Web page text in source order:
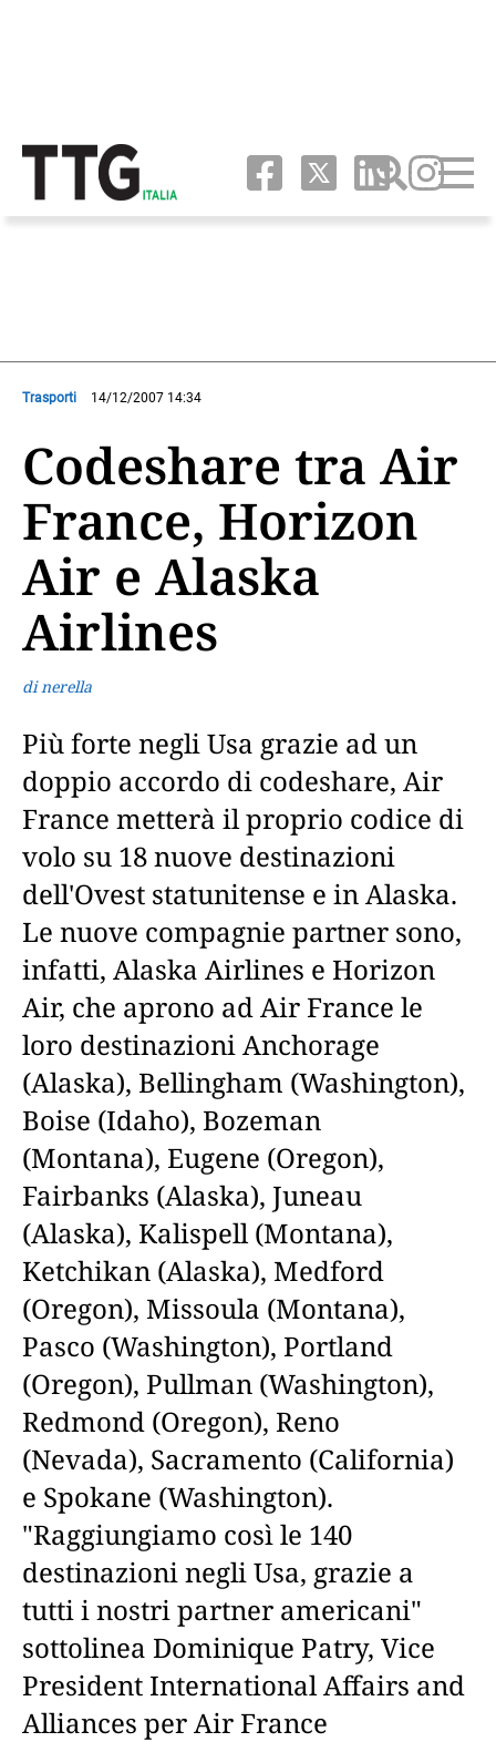
Trasporti 14/12/2007 14:34
Codeshare tra Air
France, Horizon
Air e Alaska
Airlines
di nerella
Più forte negli Usa grazie ad un
doppio accordo di codeshare, Air
France metterà il proprio codice di
volo su 18 nuove destinazioni
dell'Ovest statunitense e in Alaska.
Le nuove compagnie partner sono,
infatti, Alaska Airlines e Horizon
Air, che aprono ad Air France le
loro destinazioni Anchorage
(Alaska), Bellingham (Washington),
Boise (Idaho), Bozeman
(Montana), Eugene (Oregon),
Fairbanks (Alaska), Juneau
(Alaska), Kalispell (Montana),
Ketchikan (Alaska), Medford
(Oregon), Missoula (Montana),
Pasco (Washington), Portland
(Oregon), Pullman (Washington),
Redmond (Oregon), Reno
(Nevada), Sacramento (California)
e Spokane (Washington).
"Raggiungiamo così le 140
destinazioni negli Usa, grazie a
tutti i nostri partner americani"
sottolinea Dominique Patry, Vice
President International Affairs and
Alliances per Air France